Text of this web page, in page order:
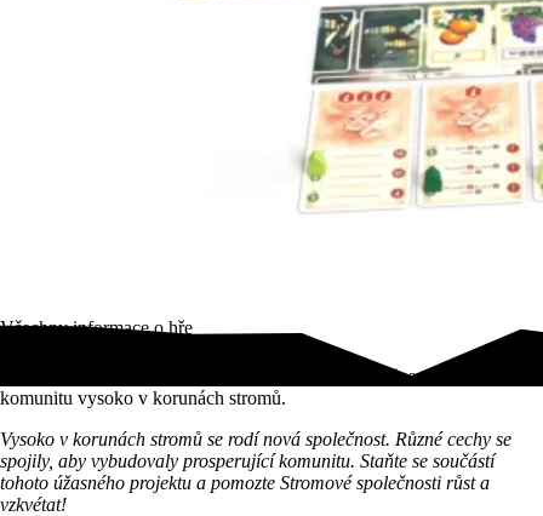
Všechny informace o hře
Vytvořte za pomoci strategické hry Stromová společnost prosperující
komunitu vysoko v korunách stromů.
Vysoko v korunách stromů se rodí nová společnost. Různé cechy se
spojily, aby vybudovaly prosperující komunitu. Staňte se součástí
tohoto úžasného projektu a pomozte Stromové společnosti růst a
vzkvétat!